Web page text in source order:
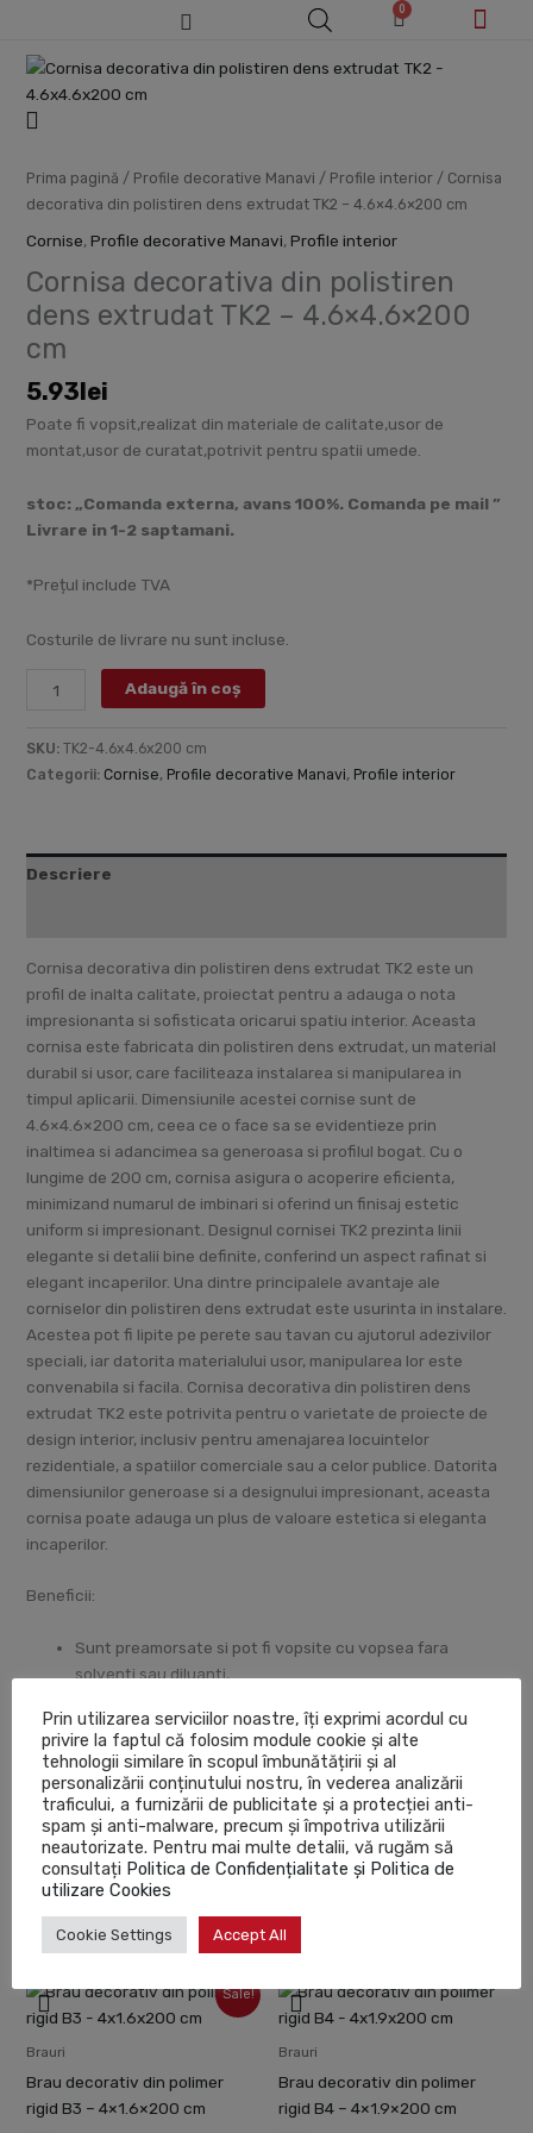
content
0
Cart
Prima pagină / Profile decorative Manavi / Profile interior / Cornisa
decorativa din polistiren dens extrudat TK2 – 4.6×4.6×200 cm
Cornise,Profile decorative Manavi,Profile interior
Cornisa decorativa din polistiren
dens extrudat TK2 – 4.6×4.6×200
cm
5.93 lei
Poate fi vopsit,realizat din materiale de calitate,usor de
montat,usor de curatat,potrivit pentru spatii umede.
stoc: „Comanda externa, avans 100%. Comanda pe mail ”
Livrare in 1-2 saptamani.
*Prețul include TVA
Costurile de livrare nu sunt incluse.
Cantitate
Cornisa
decorativa
polistiren
dens
TK2
-
4.6x4.6x200
cm
Adaugă în coș
SKU: TK2-4.6x4.6x200 cm
Categorii: Cornise, Profile decorative Manavi, Profile interior
Descriere
Cornisa decorativa din polistiren dens extrudat TK2 este un
profil de inalta calitate, proiectat pentru a adauga o nota
impresionanta si sofisticata oricarui spatiu interior. Aceasta
cornisa este fabricata din polistiren dens extrudat, un material
durabil si usor, care faciliteaza instalarea si manipularea in
timpul aplicarii. Dimensiunile acestei cornise sunt de
4.6×4.6×200 cm, ceea ce o face sa se evidentieze prin
inaltimea si adancimea sa generoasa si profilul bogat. Cu o
lungime de 200 cm, cornisa asigura o acoperire eficienta,
minimizand numarul de imbinari si oferind un finisaj estetic
uniform si impresionant. Designul cornisei TK2 prezinta linii
elegante si detalii bine definite, conferind un aspect rafinat si
elegant incaperilor. Una dintre principalele avantaje ale
corniselor din polistiren dens extrudat este usurinta in instalare.
Acestea pot fi lipite pe perete sau tavan cu ajutorul adezivilor
speciali, iar datorita materialului usor, manipularea lor este
convenabila si facila. Cornisa decorativa din polistiren dens
extrudat TK2 este potrivita pentru o varietate de proiecte de
design interior, inclusiv pentru amenajarea locuintelor
rezidentiale, a spatiilor comerciale sau a celor publice. Datorita
dimensiunilor generoase si a designului impresionant, aceasta
cornisa poate adauga un plus de valoare estetica si eleganta
incaperilor.
Beneficii:
Sunt preamorsate si pot fi vopsite cu vopsea fara
solventi sau diluanti,
Sunt pretabile in spatiile cu umiditate ridicata,
Pe langa rolul decorativ, mascheaza si cablurile sau
micile imperfectiuni,
Pot fi folosite alaturi de banda led pentru a obtine un
ambient placut iluminat,
Rezista la socuri si lovituri
Produse similare
Sale!
Brauri
Brau decorativ din polimer
rigid B3 – 4×1.6×200 cm
Prețul
a
Prețul
curent
este:
Brauri
Brau decorativ din polimer
rigid B4 – 4×1.9×200 cm
Prin utilizarea serviciilor noastre, îți exprimi acordul cu
privire la faptul că folosim module cookie și alte
tehnologii similare în scopul îmbunătățirii și al
personalizării conținutului nostru, în vederea analizării
traficului, a furnizării de publicitate și a protecției anti-
spam și anti-malware, precum și împotriva utilizării
neautorizate. Pentru mai multe detalii, vă rugăm să
consultați Politica de Confidențialitate și Politica de
utilizare Cookies
Cookie Settings Accept All